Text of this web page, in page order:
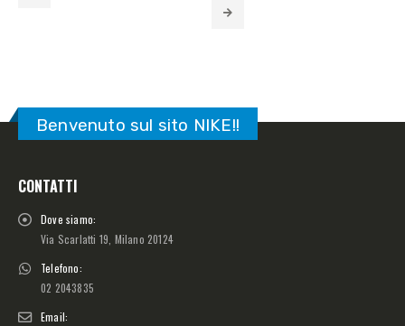
Benvenuto sul sito NIKE!!
CONTATTI
Dove siamo:
Via Scarlatti 19, Milano 20124
Telefono:
02 2043835
Email: